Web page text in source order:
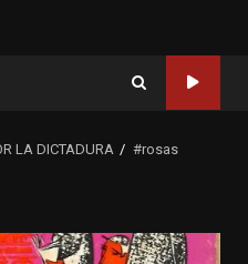
LA DICTADURA #rosas